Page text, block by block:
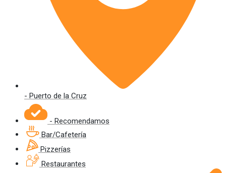
- Puerto de la Cruz
- Recomendamos
Bar/Cafetería
Pizzerías
Restaurantes